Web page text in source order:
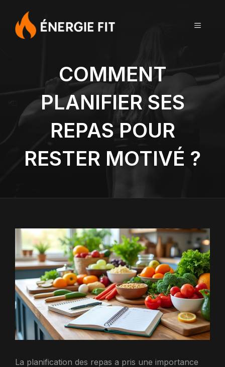
contenu
MENU
COMMENT
PLANIFIER SES
REPAS POUR
RESTER MOTIVÉ ?
La planification des repas a pris une importance